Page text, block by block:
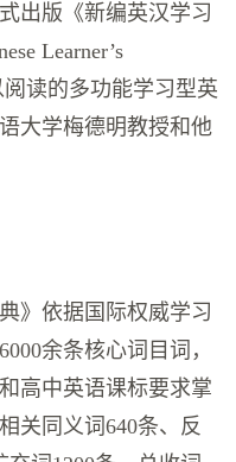
出版《新编英汉学习
Learner’s
读的多功能学习型英
大学梅德明教授和他
》依据国际权威学习
余条核心词目词，
高中英语课标要求掌
关同义词640条、反